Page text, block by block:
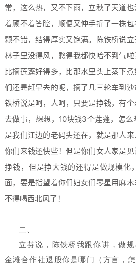
常，这么热，又不下雨，立秋了天道
着顾不着答腔，顺便又伸手折了一株
颗不错，结得厚实又饱满。陈铁桥说
林子里没得风，憋得我都快哈不到气
比摘莲蓬好得多，比那水里头上蒸下
们还是赶早去的呢，摘了几三轮车到
铁桥说是呵，人呵，只要是挣钱，有
去做事，想想，10块钱3个莲蓬，怎
是我们江边的老码头还在，就是那人
你们来钱还快些！但是你们女人家是
挣钱，但是挣大钱的还得是做规模化
面，要是指望着你们妇女们零星用麻
不得喝西北风了！
二、
立芬说，陈铁桥我跟你讲，做
金滩合作社退股你是哪门（方言，